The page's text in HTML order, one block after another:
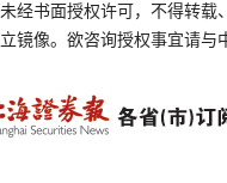
经书面授权许可，不得转载
镜像。欲咨询授权事宜请与